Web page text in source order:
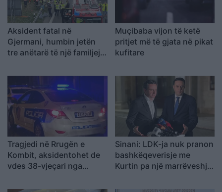
Aksident fatal në
Gjermani, humbin jetën
tre anëtarë të një familjeje
ktheheshin nga Kosova
Muçibaba vijon të ketë
pritjet më të gjata në pikat
kufitare
Tragjedi në Rrugën e
Kombit, aksidentohet de
vdes 38-vjeçari nga
Sinani: LDK-ja nuk pranon
bashkëqeverisje me
Kurtin pa një marrëveshje